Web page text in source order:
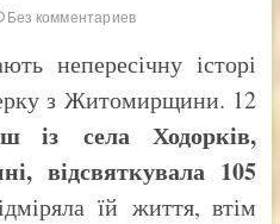
Без комментариев
непересічну історі
з Житомирщини. 12
із села Ходорків,
відсвяткувала 105
їй життя, втім